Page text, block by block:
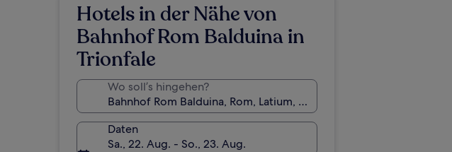
Hotels in der Nähe von
Bahnhof Rom Balduina in
Trionfale
Wo soll’s hingehen?
Daten
Sa., 22. Aug. - So., 23. Aug.